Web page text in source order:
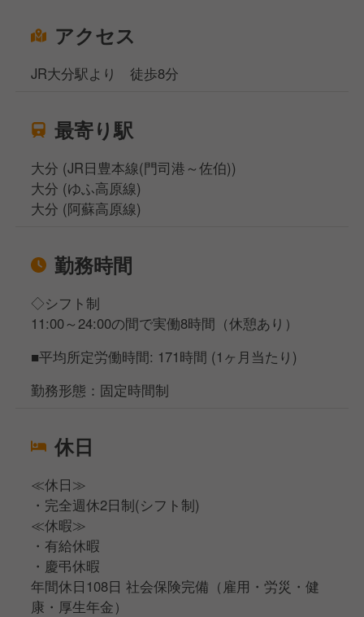
アクセス
JR大分駅より 徒歩8分
最寄り駅
大分 (JR日豊本線(門司港～佐伯))
大分 (ゆふ高原線)
大分 (阿蘇高原線)
勤務時間
◇シフト制
11:00～24:00の間で実働8時間（休憩あり）
■平均所定労働時間: 171時間 (1ヶ月当たり)
勤務形態：固定時間制
休日
≪休日≫
・完全週休2日制(シフト制)
≪休暇≫
・有給休暇
・慶弔休暇
年間休日108日 社会保険完備（雇用・労災・健
康・厚生年金）